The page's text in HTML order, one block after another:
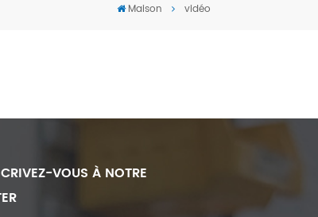
Maison vidéo
VOUS À NOTRE